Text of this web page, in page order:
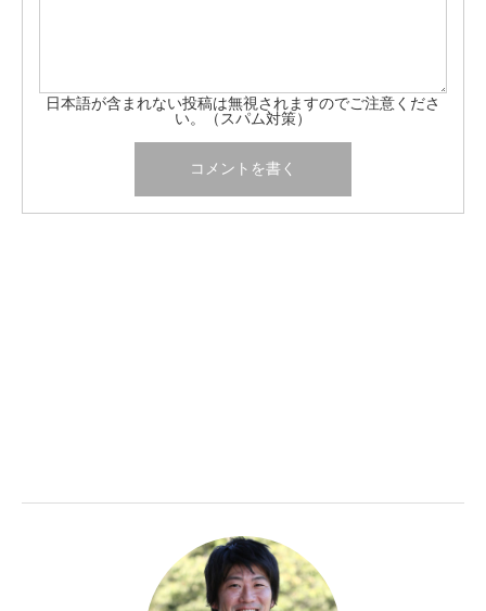
日本語が含まれない投稿は無視されますのでご注意くださ
い。（スパム対策）